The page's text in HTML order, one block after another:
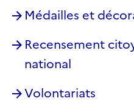
Médailles et
Recensement
national
Volontariats